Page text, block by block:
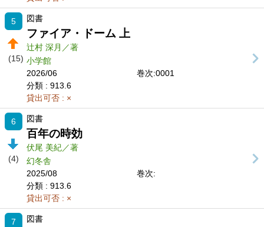
5
(15)
図書
ファイア・ドーム 上
辻村 深月／著
小学館
2026/06
巻次:0001
分類 : 913.6
貸出可否 : ×
6
(4)
図書
百年の時効
伏尾 美紀／著
幻冬舎
2025/08
巻次:
分類 : 913.6
貸出可否 : ×
7 図書